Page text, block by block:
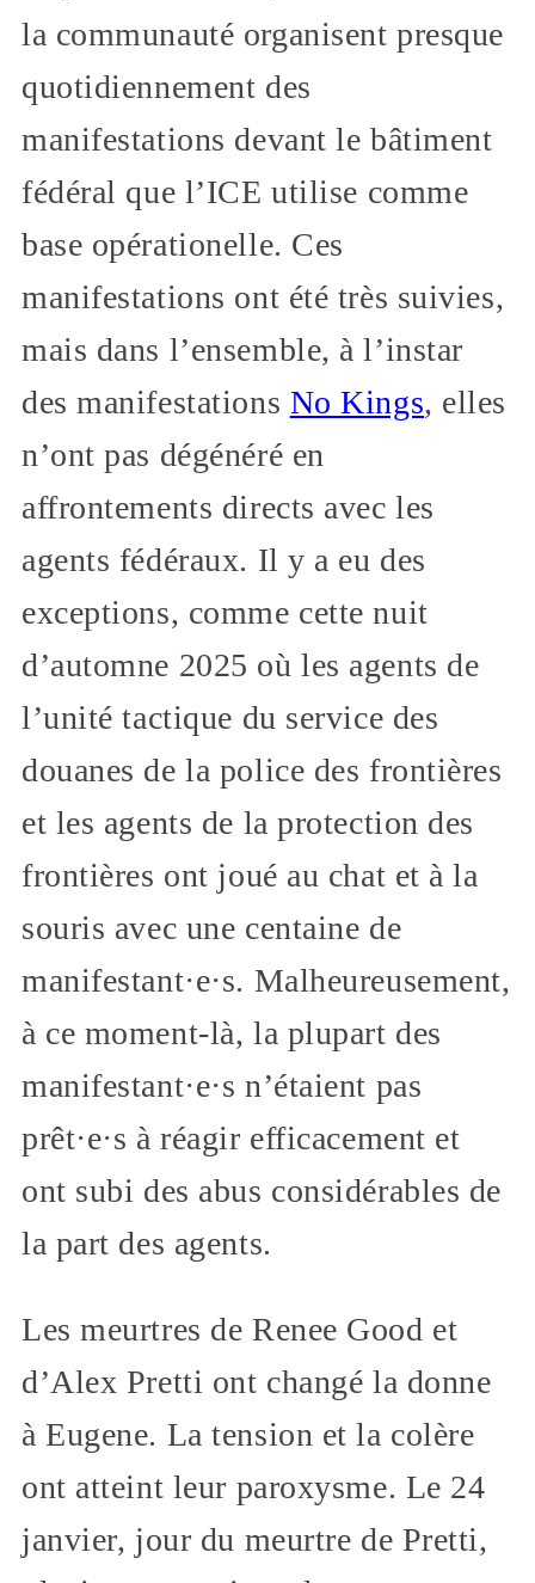
la communauté organisent presque
quotidiennement des
manifestations devant le bâtiment
fédéral que l’ICE utilise comme
base opérationelle. Ces
manifestations ont été très suivies,
mais dans l’ensemble, à l’instar
des manifestations No Kings, elles
n’ont pas dégénéré en
affrontements directs avec les
agents fédéraux. Il y a eu des
exceptions, comme cette nuit
d’automne 2025 où les agents de
l’unité tactique du service des
douanes de la police des frontières
et les agents de la protection des
frontières ont joué au chat et à la
souris avec une centaine de
manifestant·e·s. Malheureusement,
à ce moment-là, la plupart des
manifestant·e·s n’étaient pas
prêt·e·s à réagir efficacement et
ont subi des abus considérables de
la part des agents.
Les meurtres de Renee Good et
d’Alex Pretti ont changé la donne
à Eugene. La tension et la colère
ont atteint leur paroxysme. Le 24
janvier, jour du meurtre de Pretti,